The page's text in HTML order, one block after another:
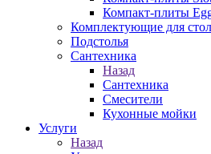
Компакт-плиты
Комплектующие для
Подстолья
Сантехника
Назад
Сантехника
Смесители
Кухонные мойки
Услуги
Назад